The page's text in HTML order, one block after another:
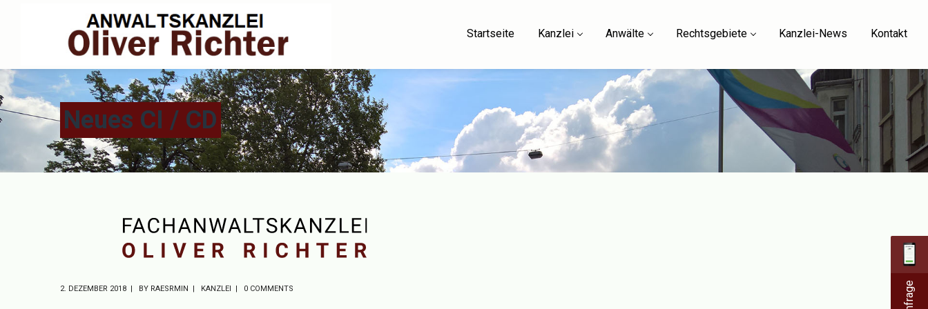
Startseite Kanzlei Anwälte Rechtsgebiete Kanzlei-News Kontakt
Neues CI / CD
2. DEZEMBER 2018 BY RAESRMIN KANZLEI 0 COMMENTS Anfrage